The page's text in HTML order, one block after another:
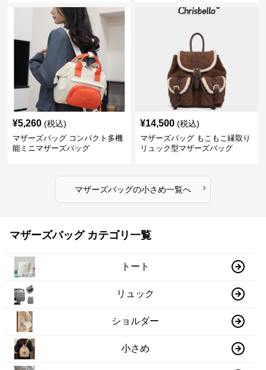
¥5,260 (税込)
マザーズバッグ コンパクト多機
能ミニマザーズバッグ
¥14,500 (税込)
マザーズバッグ もこもこ縁取り
リュック型マザーズバッグ
マザーズバッグの小さめ一覧へ ›
マザーズバッグ カテゴリ一覧
トート
リュック
ショルダー
小さめ